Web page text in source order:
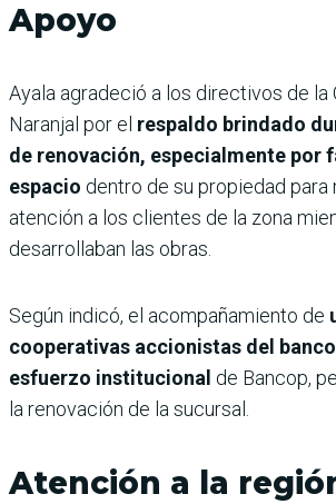
Apoyo
Ayala agradeció a los directivos de la
Naranjal por el respaldo brindado
de renovación, especialmente por
espacio dentro de su propiedad para
atención a los clientes de la zona
desarrollaban las obras.
Según indicó, el acompañamiento de
cooperativas accionistas del
esfuerzo institucional de Bancop,
la renovación de la sucursal.
Atención a la